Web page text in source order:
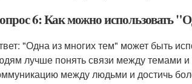
6: Как можно использовать
"Одна из многих тем" может быть
лучше понять связи между темами
между людьми и достичь